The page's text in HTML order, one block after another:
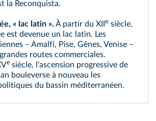
la Reconquista.
« lac latin ». À partir du XII e siècle,
est devenue un lac latin. Les
– Amalfi, Pise, Gênes, Venise –
routes commerciales.
e siècle, l'ascension progressive de
bouleverse à nouveau les
du bassin méditerranéen.